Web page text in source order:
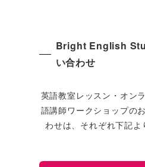
Bright English
い合わせ
英語教室レッスン・オン
語講師ワークショップの
わせは、それぞれ下記よ